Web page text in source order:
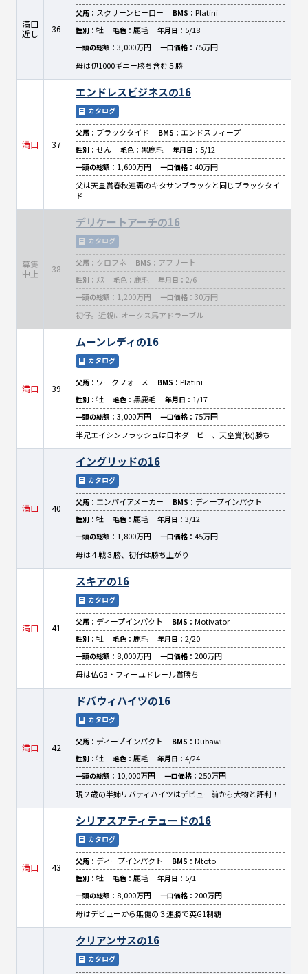
満口
近し
36
父馬： スクリーンヒーロー BMS： Platini
性別： 牡 毛色： 鹿毛 年月日： 5/18
一頭の総額： 3,000万円 一口価格： 75万円
母は伊1000ギニー勝ち含む５勝
満口 37
エンドレスビジネスの16
カタログ
父馬： ブラックタイド BMS： エンドスウィープ
性別： せん 毛色： 黒鹿毛 年月日： 5/12
一頭の総額： 1,600万円 一口価格： 40万円
父は天皇賞春秋連覇のキタサンブラックと同じブラックタイ
ド
募集
中止
38
デリケートアーチの16
カタログ
父馬： クロフネ BMS： アフリート
性別： ﾒｽ 毛色： 鹿毛 年月日： 2/6
一頭の総額： 1,200万円 一口価格： 30万円
初仔。近親にオークス馬アドラーブル
満口 39
ムーンレディの16
カタログ
父馬： ワークフォース BMS： Platini
性別： 牡 毛色： 黒鹿毛 年月日： 1/17
一頭の総額： 3,000万円 一口価格： 75万円
半兄エイシンフラッシュは日本ダービー、天皇賞(秋)勝ち
満口 40
イングリッドの16
カタログ
父馬： エンパイアメーカー BMS： ディープインパクト
性別： 牡 毛色： 鹿毛 年月日： 3/12
一頭の総額： 1,800万円 一口価格： 45万円
母は４戦３勝、初仔は勝ち上がり
満口 41
スキアの16
カタログ
父馬： ディープインパクト BMS： Motivator
性別： 牡 毛色： 鹿毛 年月日： 2/20
一頭の総額： 8,000万円 一口価格： 200万円
母は仏G3・フィーユドレール賞勝ち
満口 42
ドバウィハイツの16
カタログ
父馬： ディープインパクト BMS： Dubawi
性別： 牡 毛色： 鹿毛 年月日： 4/24
一頭の総額： 10,000万円 一口価格： 250万円
現２歳の半姉リバティハイツはデビュー前から大物と評判！
満口 43
シリアスアティテュードの16
カタログ
父馬： ディープインパクト BMS： Mtoto
性別： 牡 毛色： 鹿毛 年月日： 5/1
一頭の総額： 8,000万円 一口価格： 200万円
母はデビューから無傷の３連勝で英G1制覇
クリアンサスの16
カタログ